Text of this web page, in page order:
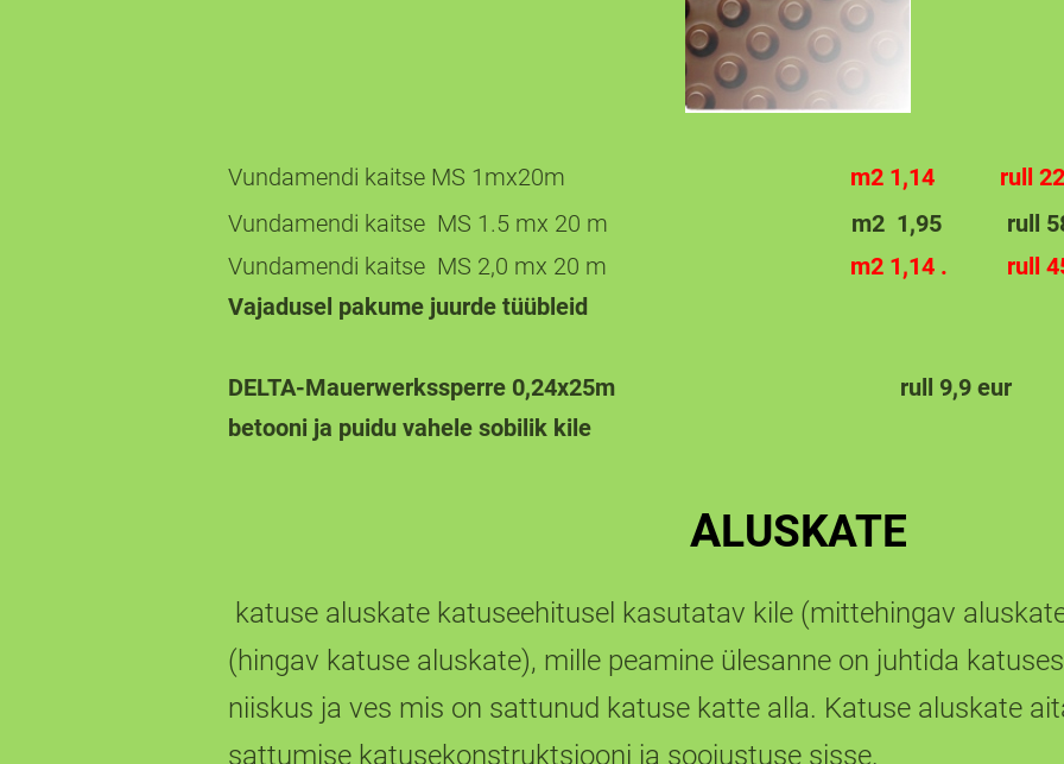
Vundamendi kaitse MS 1mx20m m2 1,14 rull
Vundamendi kaitse MS 1.5 mx 20 m m2 1,95
rull
Vundamendi kaitse MS 2,0 mx 20 m
m2 1,14 . rull
Vajadusel pakume juurde tüübleid
DELTA-Mauerwerkssperre 0,24x25m rull 9,9 eur
betooni ja puidu vahele sobilik kile
ALUSKATE
katuse aluskate katuseehitusel kasutatav kile (mittehingav
(hingav katuse aluskate), mille peamine ülesanne on juhtida
niiskus ja ves mis on sattunud katuse katte alla. Katuse aluskate
sattumise katusekonstruktsiooni ja soojustuse sisse.